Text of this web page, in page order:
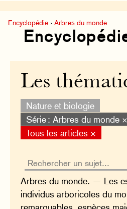
Encyclopédie › Arbres du monde
Les
Nature et biologie
Série : Arbres du monde ×
Tous les articles ×
Arbres du monde. — Les
individus arboricoles du